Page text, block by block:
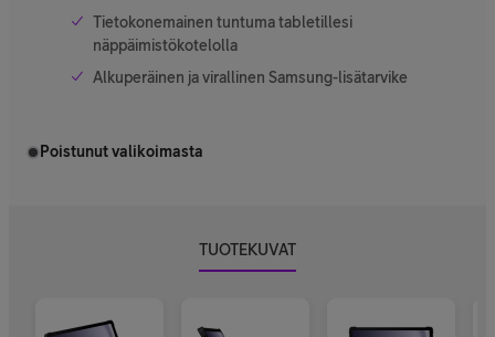
Tietokonemainen tuntuma tabletillesi
näppäimistökotelolla
Alkuperäinen ja virallinen Samsung-lisätarvike
Poistunut valikoimasta
TUOTEKUVAT